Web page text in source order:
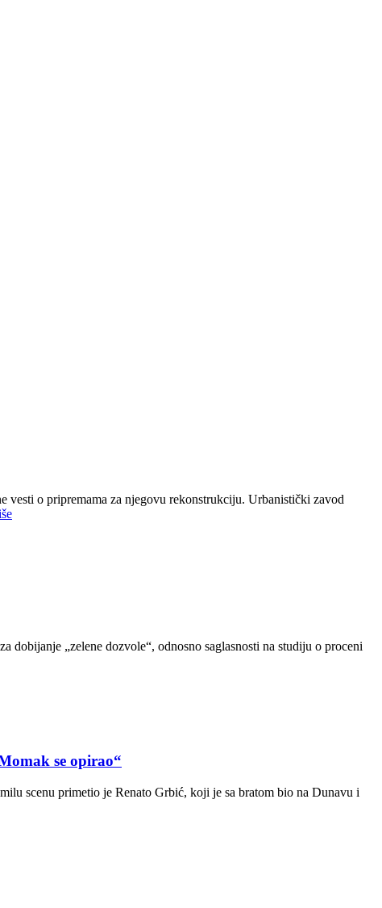
vesti o pripremama za njegovu rekonstrukciju. Urbanistički zavod
„zelene dozvole“, odnosno saglasnosti na studiju o proceni
se opirao“
scenu primetio je Renato Grbić, koji je sa bratom bio na Dunavu i